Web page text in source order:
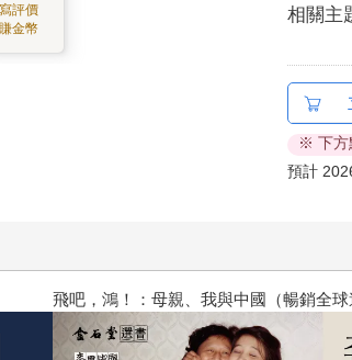
寫評價
賺金幣
相關主
※ 下方
預計